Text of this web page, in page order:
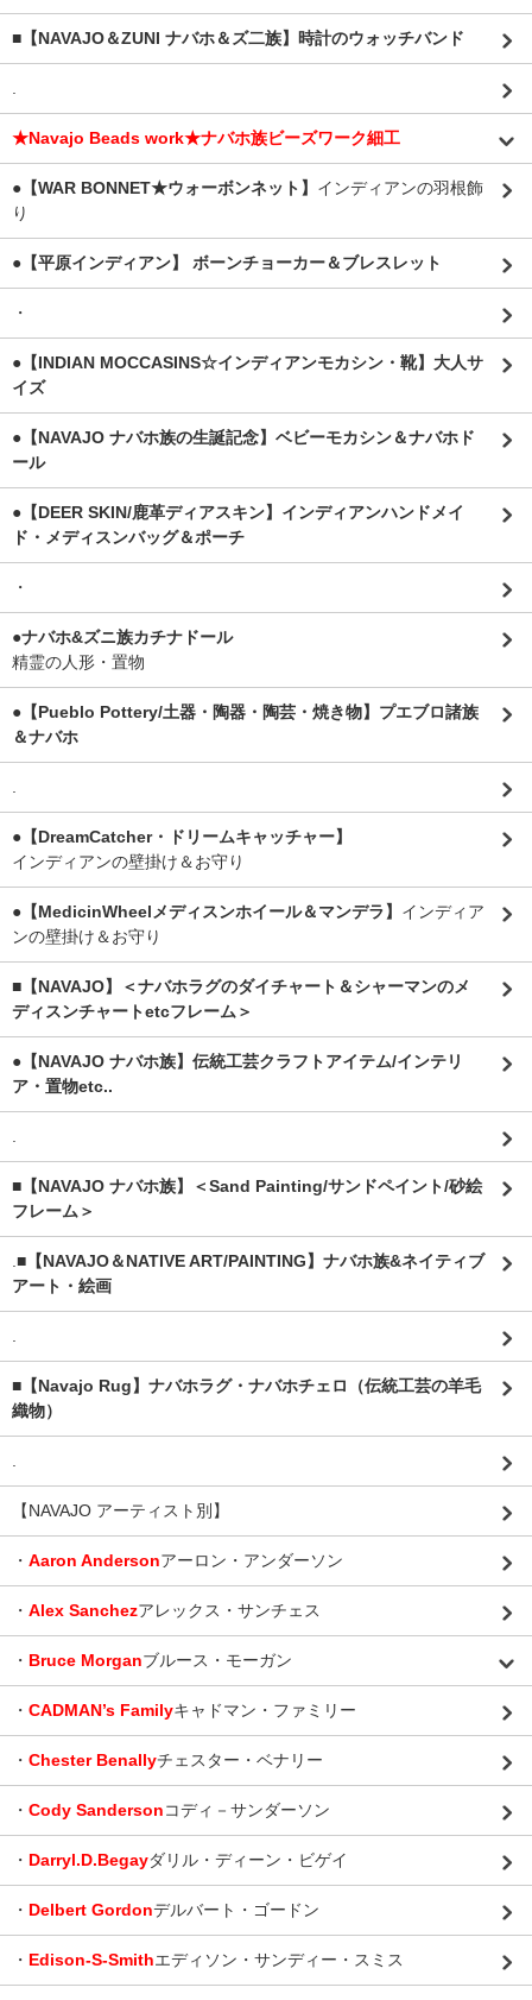
■【NAVAJO＆ZUNI ナバホ＆ズ二族】時計のウォッチバンド
.
★Navajo Beads work★ナバホ族ビーズワーク細工
●【WAR BONNET★ウォーボンネット】 インディアンの羽根飾
り
●【平原インディアン】 ボーンチョーカー＆ブレスレット
・
●【INDIAN MOCCASINS☆インディアンモカシン・靴】大人サ
イズ
●【NAVAJO ナバホ族の生誕記念】ベビーモカシン＆ナバホド
ール
●【DEER SKIN/鹿革ディアスキン】インディアンハンドメイ
ド・メディスンバッグ＆ポーチ
・
●ナバホ&ズニ族カチナドール
精霊の人形・置物
●【Pueblo Pottery/土器・陶器・陶芸・焼き物】プエブロ諸族
＆ナバホ
.
●【DreamCatcher・ドリームキャッチャー】
インディアンの壁掛け＆お守り
●【MedicinWheelメディスンホイール＆マンデラ】 インディア
ンの壁掛け＆お守り
■【NAVAJO】＜ナバホラグのダイチャート＆シャーマンのメ
ディスンチャートetcフレーム＞
●【NAVAJO ナバホ族】伝統工芸クラフトアイテム/インテリ
ア・置物etc..
.
■【NAVAJO ナバホ族】＜Sand Painting/サンドペイント/砂絵
フレーム＞
.■【NAVAJO＆NATIVE ART/PAINTING】ナバホ族&ネイティブ
アート・絵画
.
■【Navajo Rug】ナバホラグ・ナバホチェロ（伝統工芸の羊毛
織物）
.
【NAVAJO アーティスト別】
・ Aaron Andersonアーロン・アンダーソン
・ Alex Sanchezアレックス・サンチェス
・ Bruce Morganブルース・モーガン
・ CADMAN’s Familyキャドマン・ファミリー
・ Chester Benallyチェスター・ベナリー
・ Cody Sandersonコディ－サンダーソン
・ Darryl.D.Begayダリル・ディーン・ビゲイ
・ Delbert Gordonデルバート・ゴードン
・ Edison-S-Smithエディソン・サンディー・スミス